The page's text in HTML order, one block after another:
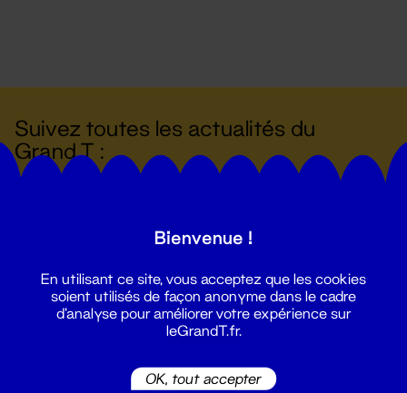
Suivez toutes les actualités du
Grand T :
Bienvenue !
En utilisant ce site, vous acceptez que les cookies
soient utilisés de façon anonyme dans le cadre
d'analyse pour améliorer votre expérience sur
leGrandT.fr.
OK, tout accepter